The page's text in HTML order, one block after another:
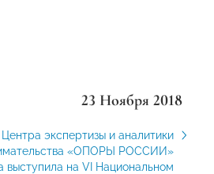
23 Ноября 2018
экспертизы и аналитики
«ОПОРЫ РОССИИ»
выступила на VI Национальном